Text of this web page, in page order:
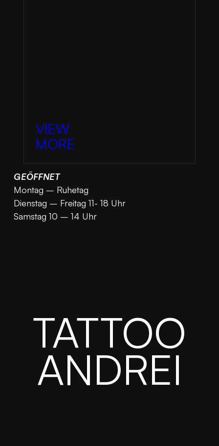
VIEW
MORE
GEÖFFNET
Montag – Ruhetag
Dienstag – Freitag 11- 18 Uhr
Samstag 10 – 14 Uhr
TATTOO
ANDREI